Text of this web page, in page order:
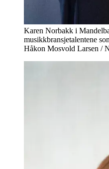
Karen Norbakk i
musikkbransjetalentene
Håkon Mosvold Larsen /